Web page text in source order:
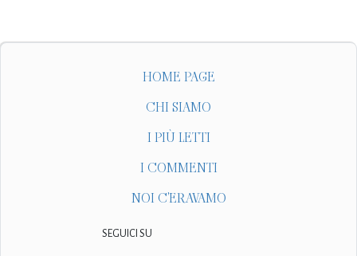
HOME PAGE
CHI SIAMO
I PIÙ LETTI
I COMMENTI
NOI C'ERAVAMO
SEGUICI SU